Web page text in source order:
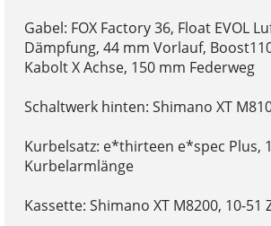
Gabel: FOX Factory 36, Float EVOL
Dämpfung, 44 mm Vorlauf,
Kabolt X Achse, 150 mm Federweg
Schaltwerk hinten: Shimano XT
Kurbelsatz: e*thirteen e*spec Plus,
Kurbelarmlänge
Kassette: Shimano XT M8200, 10-51